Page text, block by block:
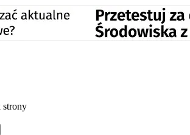
się w nowej karcie
strony